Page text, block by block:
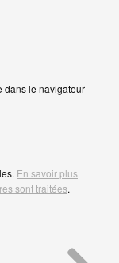
dans le navigateur
En savoir plus
sont traitées.